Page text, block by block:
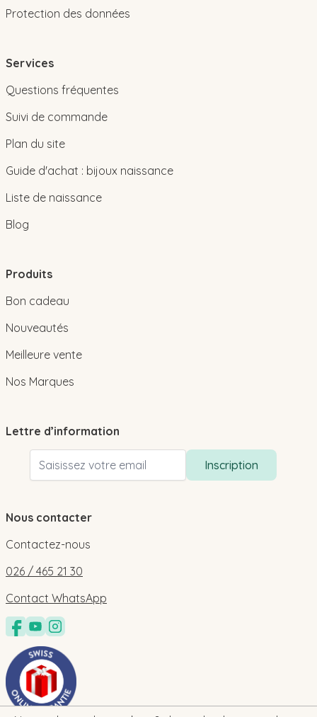
Protection des données
Services
Questions fréquentes
Suivi de commande
Plan du site
Guide d'achat : bijoux naissance
Liste de naissance
Blog
Produits
Bon cadeau
Nouveautés
Meilleure vente
Nos Marques
Lettre d’information
Adresse email
Inscription
Nous contacter
Contactez-nous
026 / 465 21 30
Contact WhatsApp